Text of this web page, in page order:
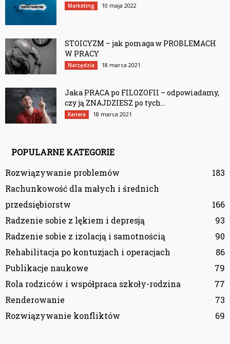
Marketing 10 maja 2022
STOICYZM – jak pomaga w PROBLEMACH
W PRACY
Narzędzia 18 marca 2021
Jaka PRACA po FILOZOFII – odpowiadamy,
czy ją ZNAJDZIESZ po tych...
Kariera 18 marca 2021
POPULARNE KATEGORIE
Rozwiązywanie problemów
183
Rachunkowość dla małych i średnich
przedsiębiorstw
166
Radzenie sobie z lękiem i depresją
93
Radzenie sobie z izolacją i samotnością
90
Rehabilitacja po kontuzjach i operacjach
86
Publikacje naukowe
79
Rola rodziców i współpraca szkoły-rodzina
77
Renderowanie
73
Rozwiązywanie konfliktów
69